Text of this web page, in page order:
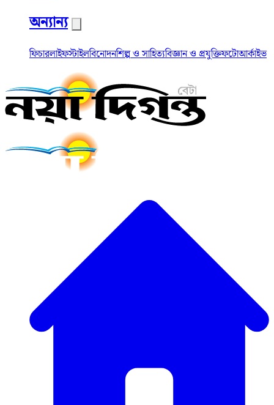
অন্যান্য
ফিচারলাইফস্টাইলবিনোদনশিল্প ও সাহিত্যবিজ্ঞান ও প্রযুক্তিফটোআর্কাইভ